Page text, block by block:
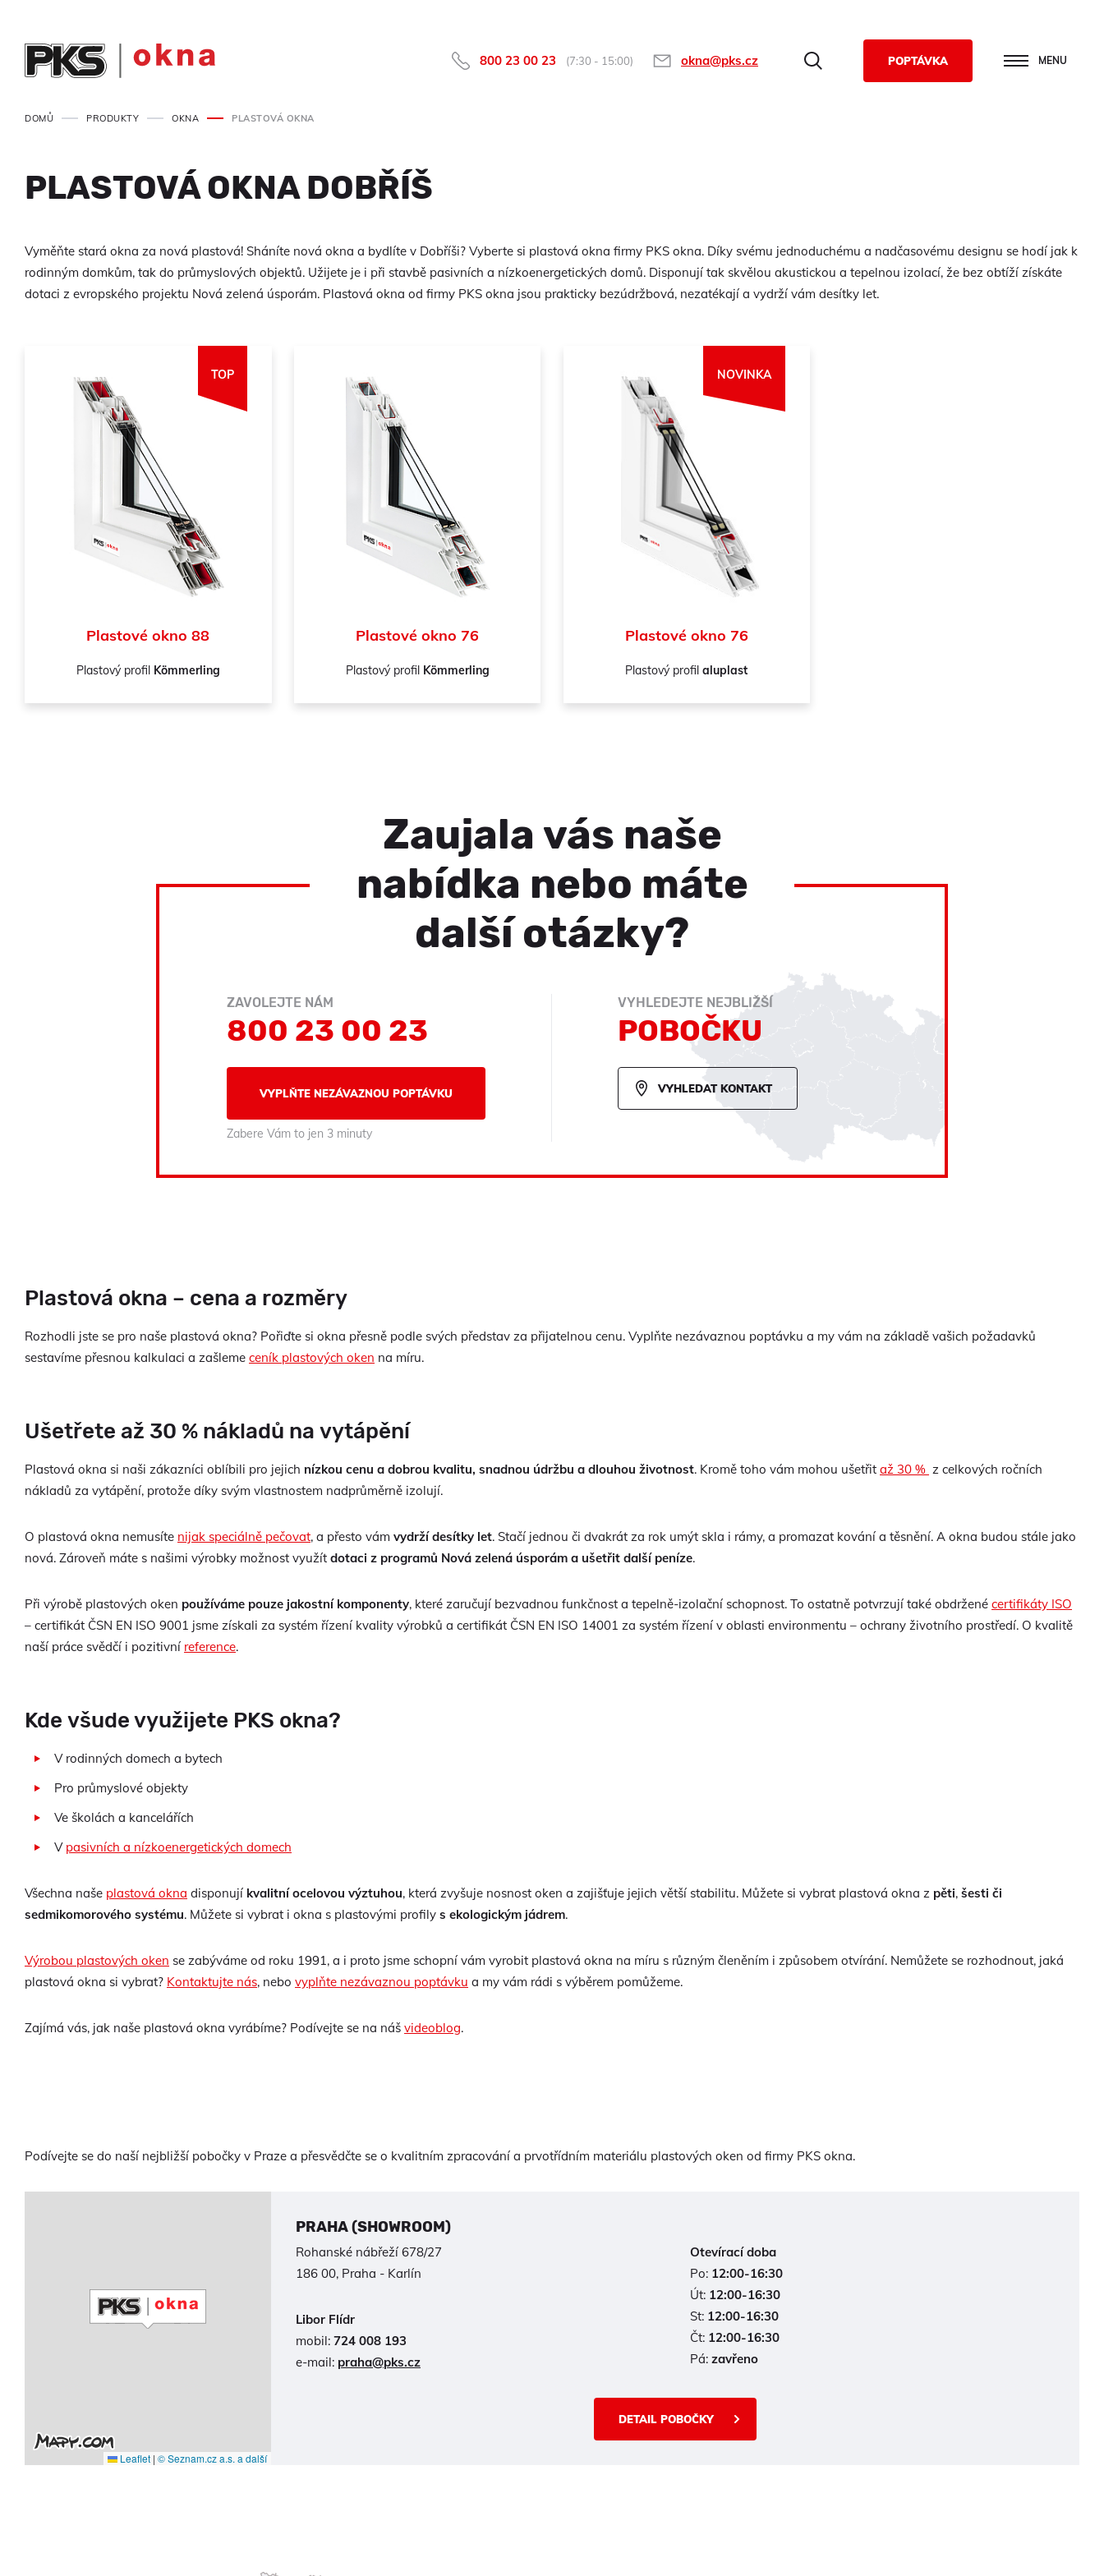
POPTÁVKA MENU
800 23 00 23 (7:30 - 15:00) okna@pks.cz
DOMŮ PRODUKTY OKNA PLASTOVÁ OKNA
PLASTOVÁ OKNA DOBŘÍŠ
Vyměňte stará okna za nová plastová! Sháníte nová okna a bydlíte v Dobříši? Vyberte si plastová okna firmy PKS okna. Díky svému jednoduchému a nadčasovému designu se hodí jak k
rodinným domkům, tak do průmyslových objektů. Užijete je i při stavbě pasivních a nízkoenergetických domů. Disponují tak skvělou akustickou a tepelnou izolací, že bez obtíží získáte
dotaci z evropského projektu Nová zelená úsporám. Plastová okna od firmy PKS okna jsou prakticky bezúdržbová, nezatékají a vydrží vám desítky let.
Plastové okno 88
Plastový profil Kömmerling
TOP
Plastové okno 76
Plastový profil Kömmerling
Plastové okno 76
Plastový profilaluplast
NOVINKA
Zaujala vás naše
nabídka nebo máte
další otázky?
ZAVOLEJTE NÁM
800 23 00 23
VYPLŇTE NEZÁVAZNOU POPTÁVKU
Zabere Vám to jen 3 minuty
VYHLEDEJTE NEJBLIŽŠÍ
POBOČKU
VYHLEDAT KONTAKT
Plastová okna – cena a rozměry
Rozhodli jste se pro naše plastová okna? Pořiďte si okna přesně podle svých představ za přijatelnou cenu. Vyplňte nezávaznou poptávku a my vám na základě vašich požadavků
sestavíme přesnou kalkulaci a zašleme ceník plastových oken na míru.
Ušetřete až 30 % nákladů na vytápění
Plastová okna si naši zákazníci oblíbili pro jejich nízkou cenu a dobrou kvalitu, snadnou údržbu a dlouhou životnost. Kromě toho vám mohou ušetřit až 30 % z celkových ročních
nákladů za vytápění, protože díky svým vlastnostem nadprůměrně izolují.
O plastová okna nemusíte nijak speciálně pečovat, a přesto vám vydrží desítky let. Stačí jednou či dvakrát za rok umýt skla i rámy, a promazat kování a těsnění. A okna budou stále jako
nová. Zároveň máte s našimi výrobky možnost využít dotaci z programů Nová zelená úsporám a ušetřit další peníze.
Při výrobě plastových oken používáme pouze jakostní komponenty, které zaručují bezvadnou funkčnost a tepelně-izolační schopnost. To ostatně potvrzují také obdržené certifikáty ISO
– certifikát ČSN EN ISO 9001 jsme získali za systém řízení kvality výrobků a certifikát ČSN EN ISO 14001 za systém řízení v oblasti environmentu – ochrany životního prostředí. O kvalitě
naší práce svědčí i pozitivní reference.
Kde všude využijete PKS okna?
V rodinných domech a bytech
Pro průmyslové objekty
Ve školách a kancelářích
V pasivních a nízkoenergetických domech
Všechna naše plastová okna disponují kvalitní ocelovou výztuhou, která zvyšuje nosnost oken a zajišťuje jejich větší stabilitu. Můžete si vybrat plastová okna z pěti, šesti či
sedmikomorového systému. Můžete si vybrat i okna s plastovými profily s ekologickým jádrem.
Výrobou plastových oken se zabýváme od roku 1991, a i proto jsme schopní vám vyrobit plastová okna na míru s různým členěním i způsobem otvírání. Nemůžete se rozhodnout, jaká
plastová okna si vybrat? Kontaktujte nás, nebo vyplňte nezávaznou poptávku a my vám rádi s výběrem pomůžeme.
Zajímá vás, jak naše plastová okna vyrábíme? Podívejte se na náš videoblog.
Podívejte se do naší nejbližší pobočky v Praze a přesvědčte se o kvalitním zpracování a prvotřídním materiálu plastových oken od firmy PKS okna.
Leaflet | © Seznam.cz a.s. a další
PRAHA (SHOWROOM)
Rohanské nábřeží 678/27
186 00, Praha - Karlín
Libor Flídr
mobil: 724 008 193
e-mail: praha@pks.cz
Otevírací doba
Po: 12:00-16:30
Út: 12:00-16:30
St: 12:00-16:30
Čt: 12:00-16:30
Pá:zavřeno
DETAIL POBOČKY